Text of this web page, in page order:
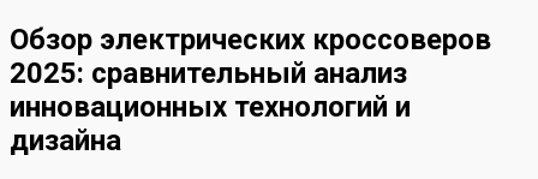
Обзор электрических кроссоверов
2025: сравнительный анализ
инновационных технологий и
дизайна